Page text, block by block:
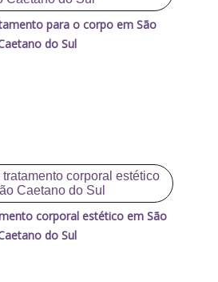
para o corpo em São
do Sul
corporal estético em São
do Sul